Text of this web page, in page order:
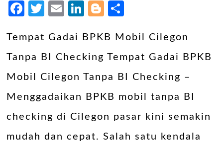
Facebook
Twitter
EmailLinkedIn
Blogger
Tempat Gadai BPKB Mobil Cilegon
Tanpa BI Checking Tempat Gadai BPKB
Mobil Cilegon Tanpa BI Checking –
Menggadaikan BPKB mobil tanpa BI
checking di Cilegon pasar kini semakin
mudah dan cepat. Salah satu kendala